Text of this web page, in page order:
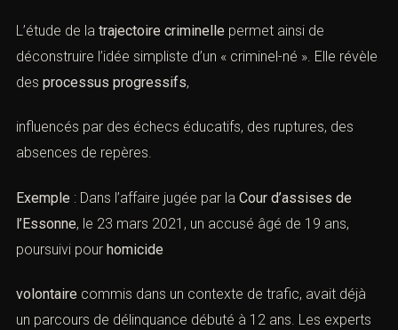
L’étude de la trajectoire criminelle permet ainsi de
déconstruire l’idée simpliste d’un « criminel-né ». Elle révèle
des processus progressifs,
influencés par des échecs éducatifs, des ruptures, des
absences de repères.
Exemple : Dans l’affaire jugée par la Cour d’assises de
l’Essonne, le 23 mars 2021, un accusé âgé de 19 ans,
poursuivi pour homicide
volontaire commis dans un contexte de trafic, avait déjà
un parcours de délinquance débuté à 12 ans. Les experts